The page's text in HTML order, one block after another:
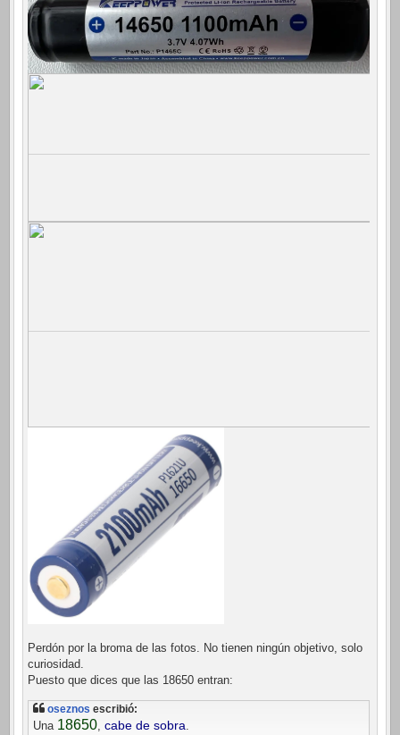
Perdón por la broma de las fotos. No tienen ningún objetivo, solo
curiosidad.
Puesto que dices que las 18650 entran:
oseznos escribió:
Una 18650, cabe de sobra.